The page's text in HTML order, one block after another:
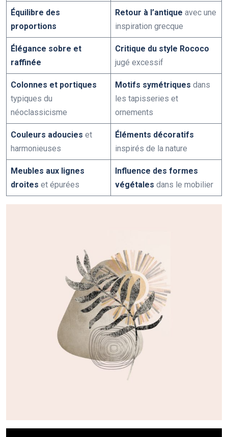
Équilibre des
proportions
Retour à l’antique avec une
inspiration grecque
Élégance sobre et
raffinée
Critique du style Rococo
jugé excessif
Colonnes et portiques
typiques du
néoclassicisme
Motifs symétriques dans
les tapisseries et
ornements
Couleurs adoucies et
harmonieuses
Éléments décoratifs
inspirés de la nature
Meubles aux lignes
droites et épurées
Influence des formes
végétales dans le mobilier